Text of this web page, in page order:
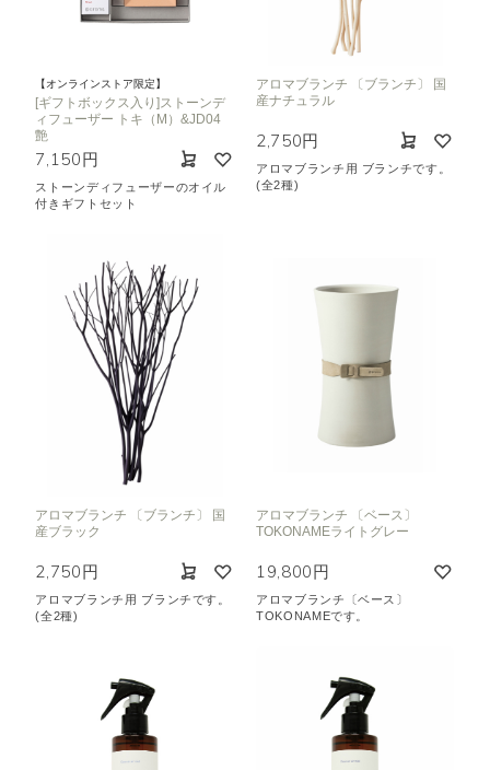
【オンラインストア限定】
[ギフトボックス入り]ストーンデ
ィフューザー トキ（M）&JD04
艶
7,150円
ストーンディフューザーのオイル
付きギフトセット
アロマブランチ 〔ブランチ〕 国
産ナチュラル
2,750円
アロマブランチ用 ブランチです。
(全2種)
アロマブランチ 〔ブランチ〕 国
産ブラック
2,750円
アロマブランチ用 ブランチです。
(全2種)
アロマブランチ 〔ベース〕
TOKONAMEライトグレー
19,800円
アロマブランチ〔ベース〕
TOKONAMEです。